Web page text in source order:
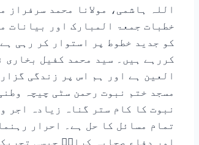
اللہ ہاشمی، مولانا محمد
خطبات جمعۃ المبارک اور بیانات
کو جدید خطوط پر استوار کر رہی
کررہے ہیں۔ سید محمد کفیل
العین ہے اور ہم اس پر زندگی
مسجد ختم نبوت رحمن سٹی چیچہ
نبوت کا کام ستر گناہ زیادہ اجر
تمام مسائل کا حل ہے۔ احرار
اور دفاع صحابہ کرامؓ جیسی